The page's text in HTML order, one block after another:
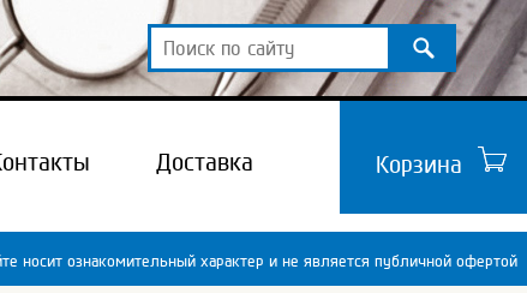
Доставка Корзина
носит ознакомительный характер и не является публичной офертой